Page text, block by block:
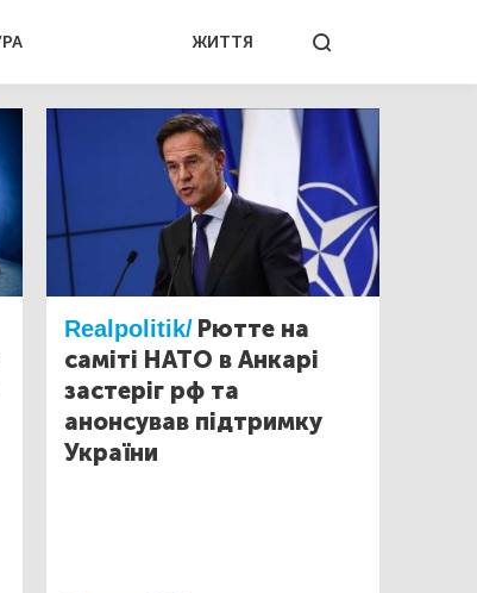
ЖИТТЯ
Realpolitik/ Рютте на
саміті НАТО в Анкарі
застеріг рф та
анонсував підтримку
України